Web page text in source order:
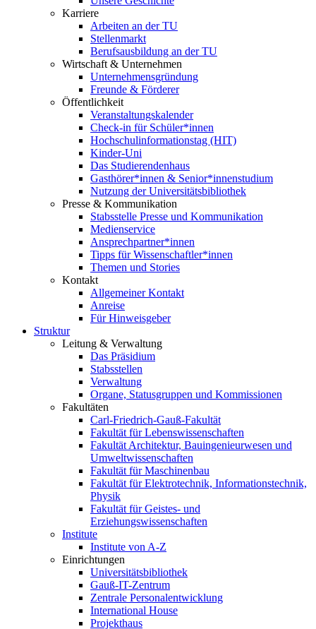
Karriere
Arbeiten an der TU
Stellenmarkt
Berufsausbildung an der TU
Wirtschaft & Unternehmen
Unternehmensgründung
Freunde & Förderer
Öffentlichkeit
Veranstaltungskalender
Check-in für Schüler*innen
Hochschulinformationstag (HIT)
Kinder-Uni
Das Studierendenhaus
Gasthörer*innen & Senior*innenstudium
Nutzung der Universitätsbibliothek
Presse & Kommunikation
Stabsstelle Presse und Kommunikation
Medienservice
Ansprechpartner*innen
Tipps für Wissenschaftler*innen
Themen und Stories
Kontakt
Allgemeiner Kontakt
Anreise
Für Hinweisgeber
Struktur
Leitung & Verwaltung
Das Präsidium
Stabsstellen
Verwaltung
Organe, Statusgruppen und Kommissionen
Fakultäten
Carl-Friedrich-Gauß-Fakultät
Fakultät für Lebenswissenschaften
Fakultät Architektur, Bauingenieurwesen und
Umweltwissenschaften
Fakultät für Maschinenbau
Fakultät für Elektrotechnik, Informationstechnik,
Physik
Fakultät für Geistes- und
Erziehungswissenschaften
Institute
Institute von A-Z
Einrichtungen
Universitätsbibliothek
Gauß-IT-Zentrum
Zentrale Personalentwicklung
International House
Projekthaus